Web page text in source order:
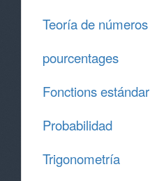
Teoría de números
pourcentages
Fonctions estándar
Probabilidad
Trigonometría